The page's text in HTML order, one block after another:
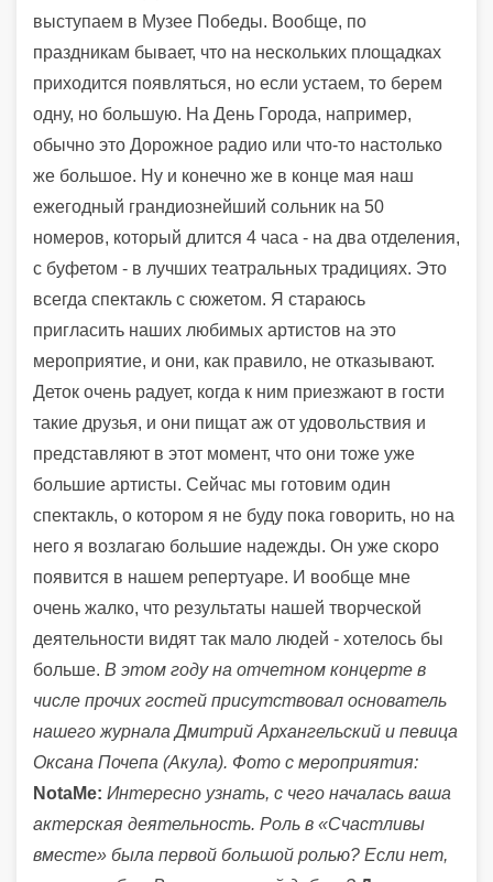
выступаем в Музее Победы. Вообще, по
праздникам бывает, что на нескольких площадках
приходится появляться, но если устаем, то берем
одну, но большую. На День Города, например,
обычно это Дорожное радио или что-то настолько
же большое. Ну и конечно же в конце мая наш
ежегодный грандиознейший сольник на 50
номеров, который длится 4 часа - на два отделения,
с буфетом - в лучших театральных традициях. Это
всегда спектакль с сюжетом. Я стараюсь
пригласить наших любимых артистов на это
мероприятие, и они, как правило, не отказывают.
Деток очень радует, когда к ним приезжают в гости
такие друзья, и они пищат аж от удовольствия и
представляют в этот момент, что они тоже уже
большие артисты. Сейчас мы готовим один
спектакль, о котором я не буду пока говорить, но на
него я возлагаю большие надежды. Он уже скоро
появится в нашем репертуаре. И вообще мне
очень жалко, что результаты нашей творческой
деятельности видят так мало людей - хотелось бы
больше. В этом году на отчетном концерте в
числе прочих гостей присутствовал основатель
нашего журнала Дмитрий Архангельский и певица
Оксана Почепа (Акула). Фото с мероприятия:
NotaMe: Интересно узнать, с чего началась ваша
актерская деятельность. Роль в «Счастливы
вместе» была первой большой ролью? Если нет,